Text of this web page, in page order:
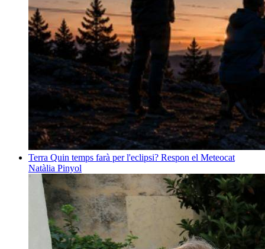
Terra Quin temps farà per l'eclipsi? Respon el Meteocat
Natàlia Pinyol